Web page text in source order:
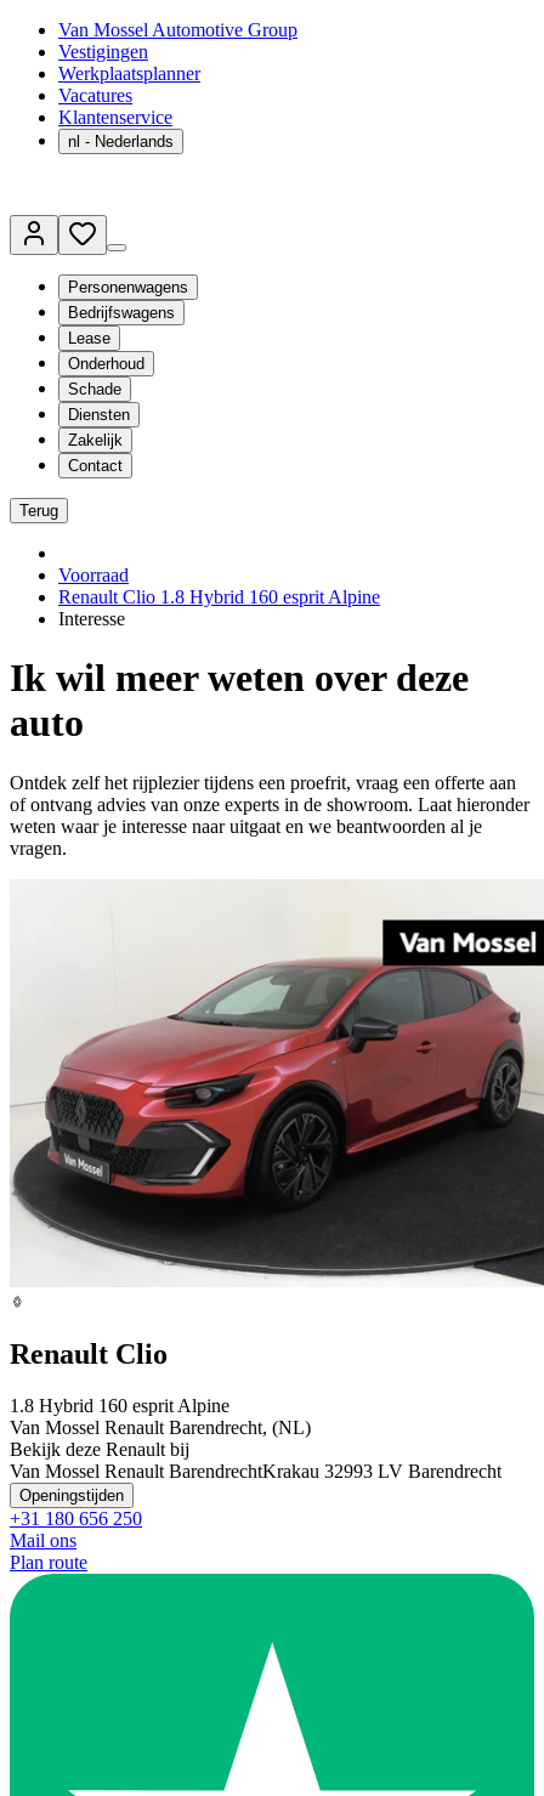
Van Mossel Automotive Group
Vestigingen
Werkplaatsplanner
Vacatures
Klantenservice
nl - Nederlands
Personenwagens
Bedrijfswagens
Lease
Onderhoud
Schade
Diensten
Zakelijk
Contact
Terug
Voorraad
Renault Clio 1.8 Hybrid 160 esprit Alpine
Interesse
Ik wil meer weten over deze
auto
Ontdek zelf het rijplezier tijdens een proefrit, vraag een offerte aan
of ontvang advies van onze experts in de showroom. Laat hieronder
weten waar je interesse naar uitgaat en we beantwoorden al je
vragen.
Renault Clio
1.8 Hybrid 160 esprit Alpine
Van Mossel Renault Barendrecht, (NL)
Bekijk deze Renault bij
Van Mossel Renault BarendrechtKrakau 32993 LV Barendrecht
Openingstijden
+31 180 656 250
Mail ons
Plan route